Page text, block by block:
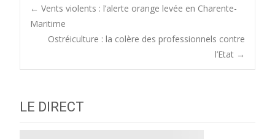
Post
navigation
← Vents violents : l’alerte orange levée en Charente-
Maritime
Ostréiculture : la colère des professionnels contre
l’Etat →
LE DIRECT